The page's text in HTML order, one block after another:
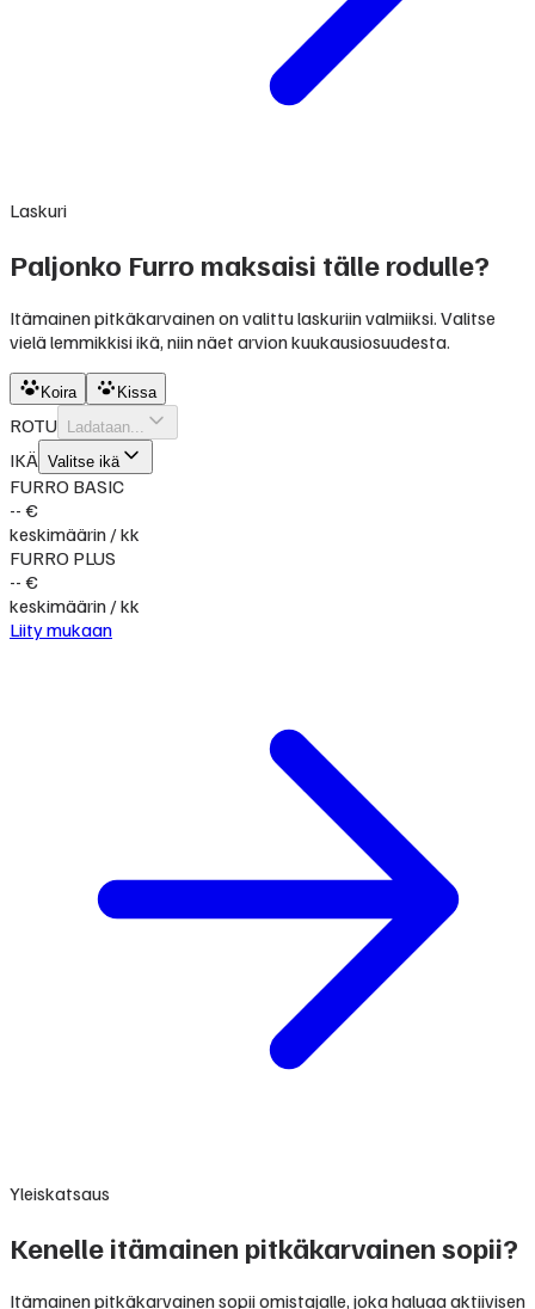
Laskuri
Paljonko Furro maksaisi tälle rodulle?
Itämainen pitkäkarvainen on valittu laskuriin valmiiksi. Valitse
vielä lemmikkisi ikä, niin näet arvion kuukausiosuudesta.
Koira Kissa
ROTU Ladataan...
IKÄ Valitse ikä
FURRO BASIC
-- €
keskimäärin / kk
FURRO PLUS
-- €
keskimäärin / kk
Liity mukaan
Yleiskatsaus
Kenelle itämainen pitkäkarvainen sopii?
Itämainen pitkäkarvainen sopii omistajalle, joka haluaa aktiivisen